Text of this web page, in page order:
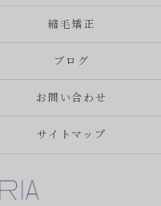
縮毛矯正
ブログ
お問い合わせ
サイトマップ